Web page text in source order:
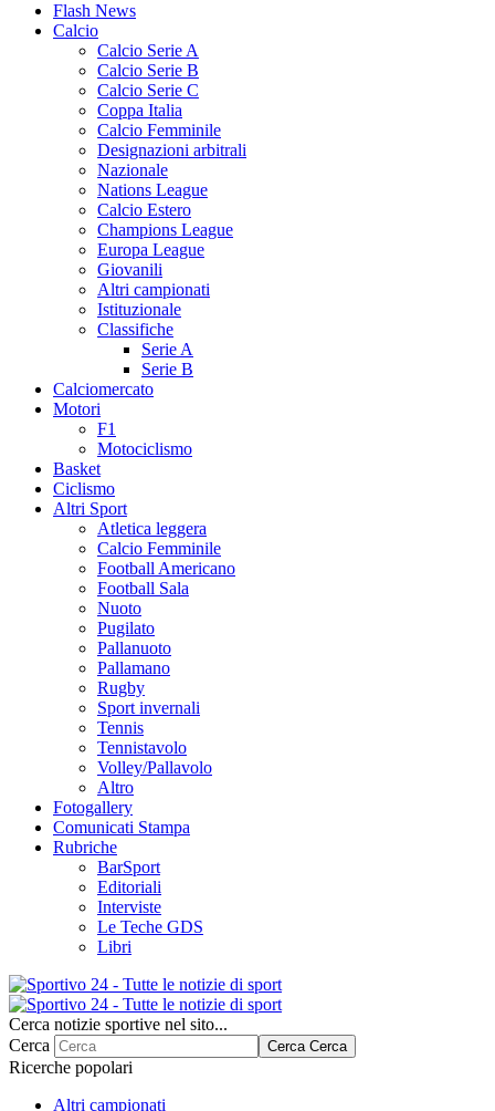
Flash News
Calcio
Calcio Serie A
Calcio Serie B
Calcio Serie C
Coppa Italia
Calcio Femminile
Designazioni arbitrali
Nazionale
Nations League
Calcio Estero
Champions League
Europa League
Giovanili
Altri campionati
Istituzionale
Classifiche
Serie A
Serie B
Calciomercato
Motori
F1
Motociclismo
Basket
Ciclismo
Altri Sport
Atletica leggera
Calcio Femminile
Football Americano
Football Sala
Nuoto
Pugilato
Pallanuoto
Pallamano
Rugby
Sport invernali
Tennis
Tennistavolo
Volley/Pallavolo
Altro
Fotogallery
Comunicati Stampa
Rubriche
BarSport
Editoriali
Interviste
Le Teche GDS
Libri
Cerca notizie sportive nel sito...
Cerca
Cerca Cerca
Ricerche popolari
Altri campionati